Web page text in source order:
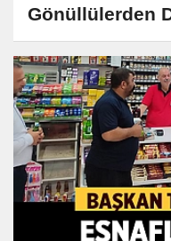
Gönüllülerden